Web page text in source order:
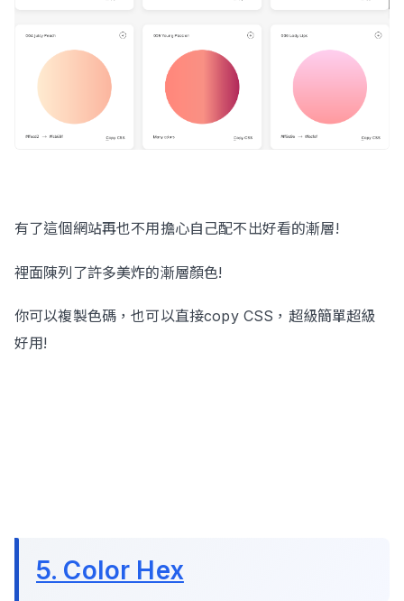
有了這個網站再也不用擔心自己配不出好看的漸層!
裡面陳列了許多美炸的漸層顏色!
你可以複製色碼，也可以直接copy CSS，超級簡單超級
好用!
5. Color Hex